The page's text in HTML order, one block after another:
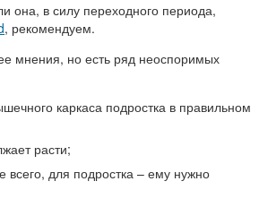
она, в силу переходного периода,
, рекомендуем.
мнения, но есть ряд неоспоримых
каркаса подростка в правильном
расти;
для подростка – ему нужно